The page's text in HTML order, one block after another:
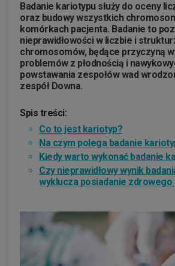
Badanie kariotypu służy do oceny
oraz budowy wszystkich
komórkach pacjenta. Badanie to
nieprawidłowości w liczbie i
chromosomów, będące przyczyną
problemów z płodnością i
powstawania zespołów wad
zespół Downa.
Spis treści:
Co to jest kariotyp?
Na czym polega badanie
Kiedy warto wykonać badanie
Czy nieprawidłowy wynik
wyklucza posiadanie